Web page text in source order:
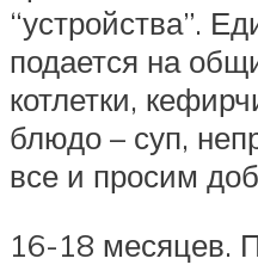
“устройства”.
подается на
котлетки,
блюдо – суп,
все и просим
16-18 месяцев.